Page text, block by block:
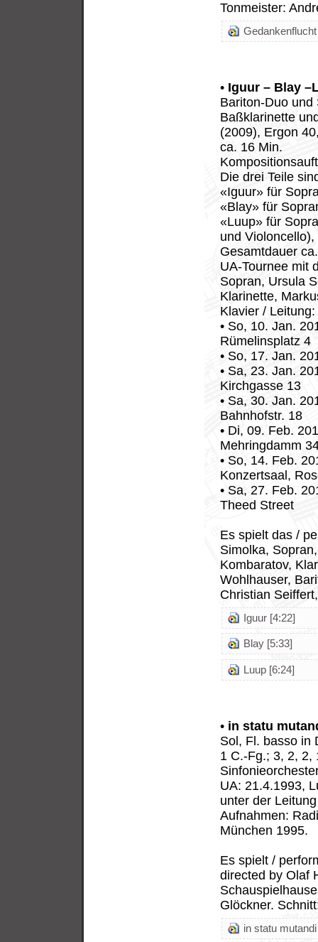
Tonmeister:
• Iguur – Blay
Bariton-Duo
Baßklarinette
(2009), Ergon
ca. 16 Min.
Die drei Teile
«Iguur» für
«Blay» für
«Luup» für
und
Gesamtdauer
UA-Tournee mit
Sopran, Ursula
Klarinette,
Klavier / Leitung:
• So, 10. Jan.
Rümelinsplatz 4
• So, 17. Jan.
• Sa, 23. Jan.
Kirchgasse 13
• Sa, 30. Jan.
Bahnhofstr. 18
• Di, 09. Feb.
Mehringdamm
• So, 14. Feb.
Konzertsaal,
• Sa, 27. Feb.
Theed Street
Es spielt das /
Simolka,
Kombaratov,
Wohlhauser,
Christian
Iguur [4:22]
Blay [5:33]
Luup [6:24]
• in statu
Sol, Fl. basso in
1 C.-Fg.; 3, 2, 2,
UA: 21.4.1993,
unter der
Aufnahmen:
München 1995.
Es spielt /
directed by Olaf
Glöckner.
in statu